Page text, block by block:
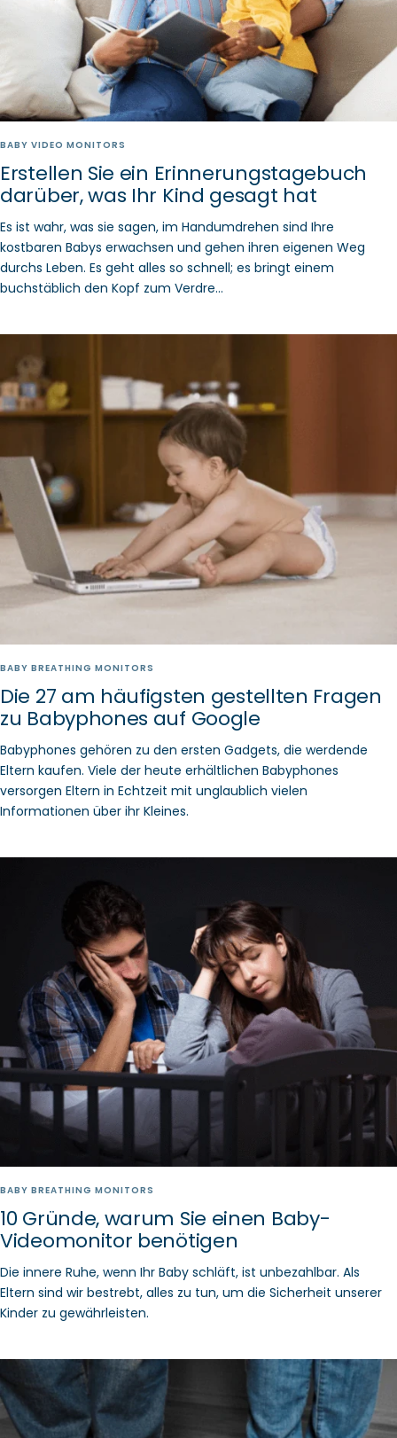
BABY VIDEO MONITORS
Erstellen Sie ein Erinnerungstagebuch
darüber, was Ihr Kind gesagt hat
Es ist wahr, was sie sagen, im Handumdrehen sind Ihre
kostbaren Babys erwachsen und gehen ihren eigenen Weg
durchs Leben. Es geht alles so schnell; es bringt einem
buchstäblich den Kopf zum Verdre...
BABY BREATHING MONITORS
Die 27 am häufigsten gestellten Fragen
zu Babyphones auf Google
Babyphones gehören zu den ersten Gadgets, die werdende
Eltern kaufen. Viele der heute erhältlichen Babyphones
versorgen Eltern in Echtzeit mit unglaublich vielen
Informationen über ihr Kleines.
BABY BREATHING MONITORS
10 Gründe, warum Sie einen Baby-
Videomonitor benötigen
Die innere Ruhe, wenn Ihr Baby schläft, ist unbezahlbar. Als
Eltern sind wir bestrebt, alles zu tun, um die Sicherheit unserer
Kinder zu gewährleisten.